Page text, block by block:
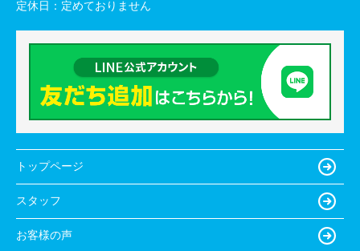
定休日： 定めておりません
トップページ
スタッフ
お客様の声